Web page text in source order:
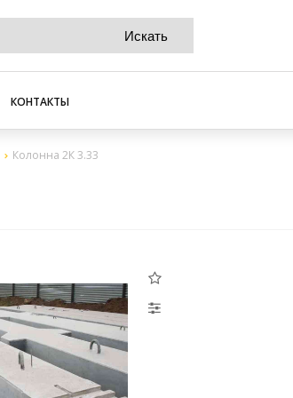
КОНТАКТЫ
Колонна 2К 3.33